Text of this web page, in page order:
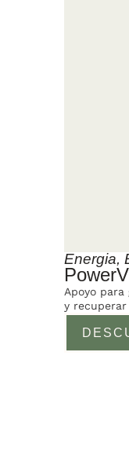
Energia,
Apoyo
y